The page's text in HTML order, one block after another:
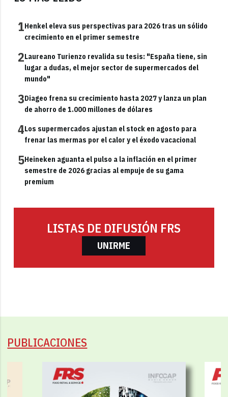
1Henkel eleva sus perspectivas para 2026 tras un sólido
crecimiento en el primer semestre
2Laureano Turienzo revalida su tesis: "España tiene, sin
lugar a dudas, el mejor sector de supermercados del
mundo"
3Diageo frena su crecimiento hasta 2027 y lanza un plan
de ahorro de 1.000 millones de dólares
4Los supermercados ajustan el stock en agosto para
frenar las mermas por el calor y el éxodo vacacional
5Heineken aguanta el pulso a la inflación en el primer
semestre de 2026 gracias al empuje de su gama
premium
LISTAS DE DIFUSIÓN FRS
UNIRME
PUBLICACIONES